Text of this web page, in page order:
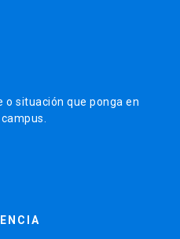
o situación que ponga en